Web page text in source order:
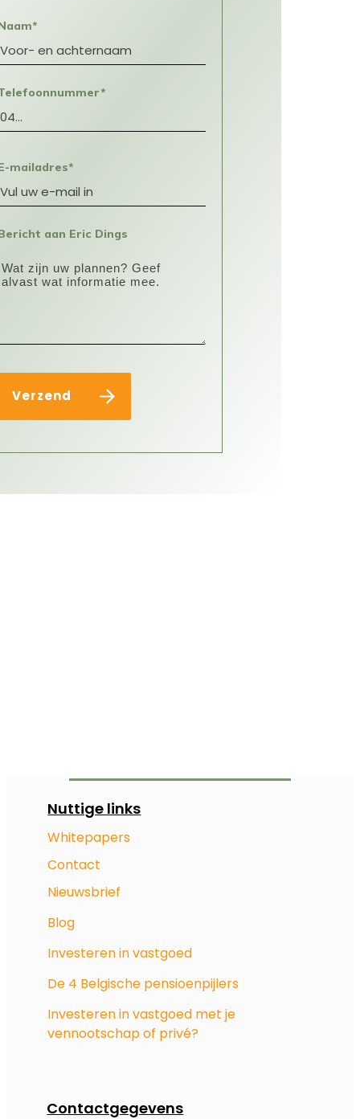
mailadres*
aan Eric Dings
Verzend
Nuttige links
Whitepapers
Contact
Nieuwsbrief
Blog
Investeren in vastgoed
De 4 Belgische pensioenpijlers
Investeren in vastgoed met je
vennootschap of privé?
Contactgegevens